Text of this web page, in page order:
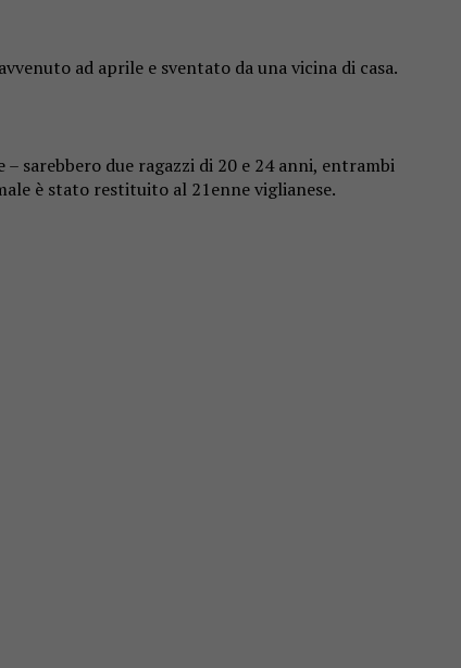
ad aprile e sventato da una vicina di casa.
sarebbero due ragazzi di 20 e 24 anni, entrambi
è stato restituito al 21enne viglianese.